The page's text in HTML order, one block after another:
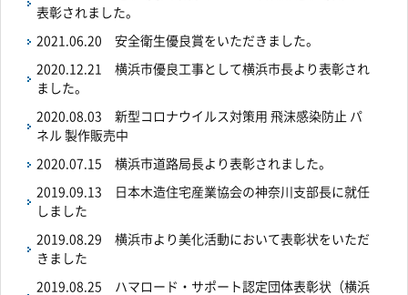
表彰されました。
2021.06.20 安全衛生優良賞をいただきました。
2020.12.21 横浜市優良工事として横浜市長より表彰され
ました。
2020.08.03 新型コロナウイルス対策用 飛沫感染防止 パ
ネル 製作販売中
2020.07.15 横浜市道路局長より表彰されました。
2019.09.13
日本木造住宅産業協会の神奈川支部長に就任
しました
2019.08.29 横浜市より美化活動において表彰状をいただ
きました
2019.08.25
ハマロード・サポート認定団体表彰状（横浜